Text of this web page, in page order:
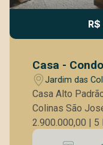
Casa -
Jardim das
Casa Alto
Colinas São José dos Campos/SP R$
2.900.000,00 |
construída Apresentamos esta residência